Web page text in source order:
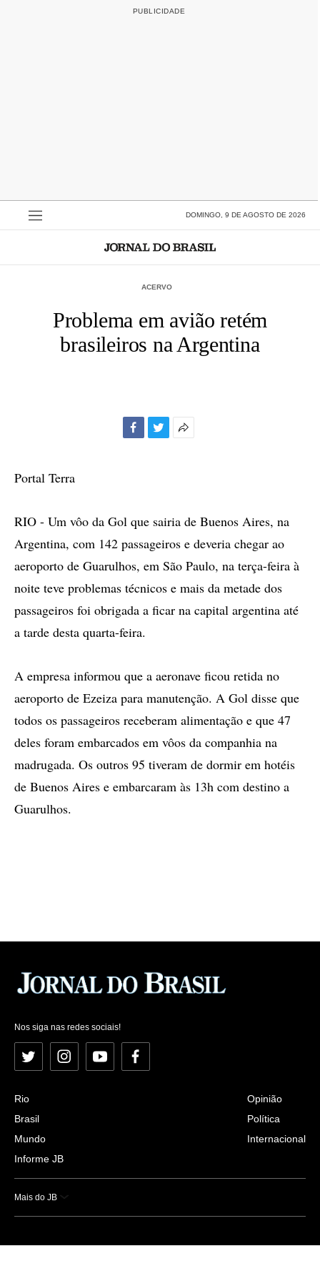
DOMINGO, 9 DE AGOSTO DE 2026
ACERVO
Problema em avião retém
brasileiros na Argentina
Portal Terra
RIO - Um vôo da Gol que sairia de Buenos Aires, na
Argentina, com 142 passageiros e deveria chegar ao
aeroporto de Guarulhos, em São Paulo, na terça-feira à
noite teve problemas técnicos e mais da metade dos
passageiros foi obrigada a ficar na capital argentina até
a tarde desta quarta-feira.
A empresa informou que a aeronave ficou retida no
aeroporto de Ezeiza para manutenção. A Gol disse que
todos os passageiros receberam alimentação e que 47
deles foram embarcados em vôos da companhia na
madrugada. Os outros 95 tiveram de dormir em hotéis
de Buenos Aires e embarcaram às 13h com destino a
Guarulhos.
Nos siga nas redes sociais!
Twitter InstagramYouTubeFacebook
Rio
Brasil
Mundo
Informe JB
Opinião
Política
Internacional
Mais do JB
Esportes